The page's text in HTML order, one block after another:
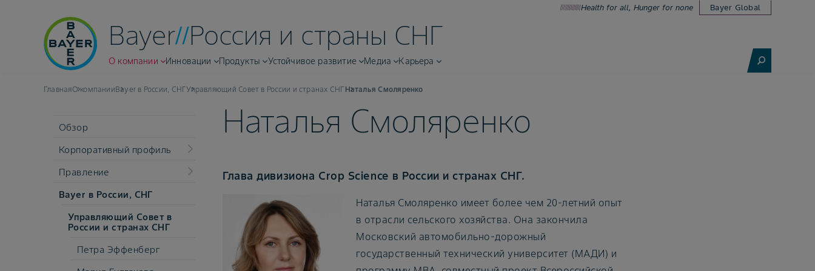
Health for all, Hunger for none Bayer Global
Bayer Россия и страны СНГ
О компании Инновации Продукты Устойчивое развитие Медиа Карьера
ГлавнаяО компанииBayer в России, СНГУправляющий Совет в России и странах СНГ Наталья Смоляренко
Обзор
Корпоративный профиль
Правление
Bayer в России, СНГ
Управляющий Совет в
России и странах СНГ
Петра Эффенберг
Наталья Смоляренко
Глава дивизиона Crop Science в России и странах СНГ.
Наталья Смоляренко имеет более чем 20-летний опыт
в отрасли сельского хозяйства. Она закончила
Московский автомобильно-дорожный
государственный технический университет (МАДИ) и